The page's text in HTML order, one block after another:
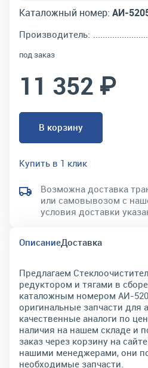
Каталожный номер: АИ-
Производитель:
под заказ
11 352 ₽
В корзину
Купить в 1 клик
Возможна доставка
или самовывозом с
условия доставки
ОписаниеДоставка
Предлагаем
редуктором и тягами в
каталожным номером АИ-
оригинальные запчасти для
качественные аналоги по
наличия на нашем складе и
заказ через корзину на
нашими менеджерами, они
необходимые запчасти.